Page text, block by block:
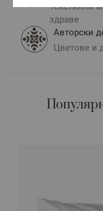
Текстилни
здраве
Авторски
Цветове и